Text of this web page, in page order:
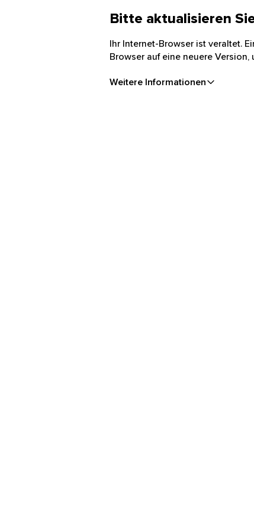
Bitte aktualisieren
Ihr Internet-Browser ist veraltet.
Browser auf eine neuere
Weitere Informationen